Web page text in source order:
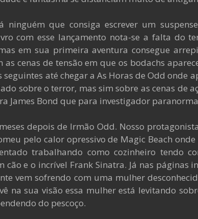
ninguém que consiga escrever um
com esse lançamento nota-se a falta do
em sua primeira aventura consegue
cenas de tensão em que os bodachs
até chegar a As Horas de Odd onde
sobre o terror, mas sim sobre as cenas de
James Bond que para investigador
depois de Irmão Odd. Nosso
pelo calor opressivo de Magic Beach
trabalhando como cozinheiro tendo
cão e o incrível Frank Sinatra. Já nas páginas
vem sofrendo com uma mulher
na sua visão essa mulher está levitando
do pescoço.